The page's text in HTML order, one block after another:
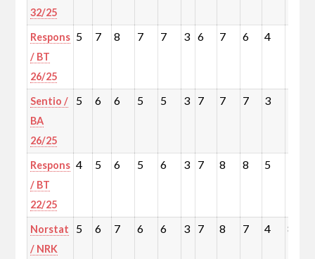
32/25
Respons
/ BT
26/25
5 7 8 7 7 3 6 7 6 4
Sentio /
BA
26/25
5 6 6 5 5 3 7 7 7 3
Respons
/ BT
22/25
4 5 6 5 6 3 7 8 8 5
Norstat
/ NRK
5 6 7 6 6 3 7 8 7 4 8